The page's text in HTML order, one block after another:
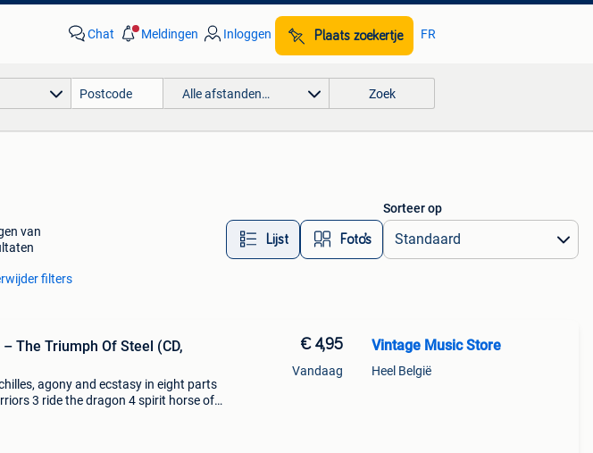
Chat Meldingen Inloggen Plaats zoekertje FR
Alle afstanden… Zoek
van
Lijst Foto’s
Sorteer op
filters
The Triumph Of Steel (CD,
agony and ecstasy in eight parts
3 ride the dragon 4 spirit horse of
€ 4,95
Vandaag
Vintage Music Store
Heel België